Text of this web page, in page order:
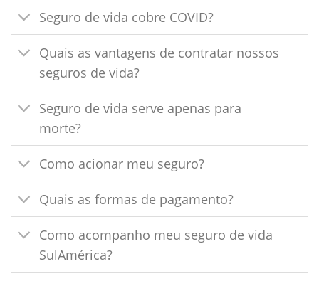
Seguro de vida cobre COVID?
Quais as vantagens de contratar nossos
seguros de vida?
Seguro de vida serve apenas para
morte?
Como acionar meu seguro?
Quais as formas de pagamento?
Como acompanho meu seguro de vida
SulAmérica?